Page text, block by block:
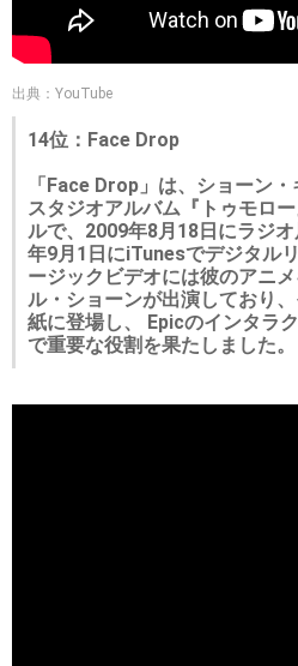
出典：YouTube
14位：Face Drop
「Face Drop」は、ショーン
スタジオアルバム『トゥモロ
ルで、2009年8月18日にラジ
年9月1日にiTunesでデジタル
ージックビデオには彼のアニ
ル・ショーンが出演しており
紙に登場し、 Epicのインタラ
で重要な役割を果たしました。